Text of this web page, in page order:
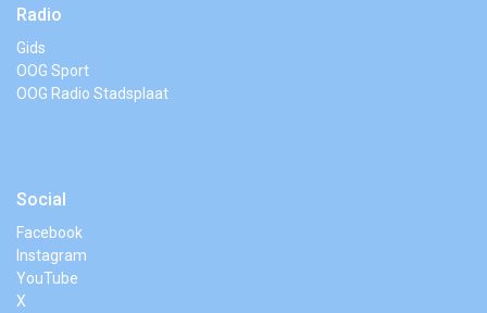
Radio
Gids
OOG Sport
OOG Radio Stadsplaat
Social
Facebook
Instagram
YouTube
X